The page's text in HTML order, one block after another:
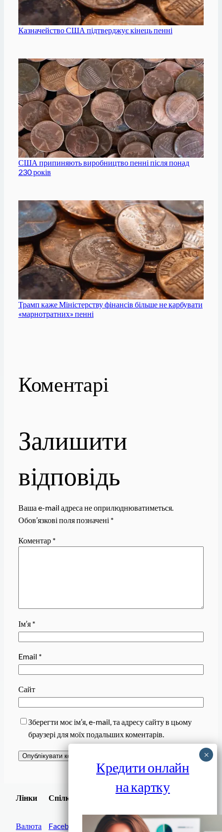
Казначейство США підтверджує кінець пенні
США припиняють виробництво пенні після понад
230 років
Трамп каже Міністерству фінансів більше не карбувати
«марнотратних» пенні
Коментарі
Залишити
відповідь
Ваша e-mail адреса не оприлюднюватиметься.
Обов’язкові поля позначені *
Коментар *
Ім’я *
Email *
Сайт
Зберегти моє ім’я, e-mail, та адресу сайту в цьому
браузері для моїх подальших коментарів.
Лінки
Валюта
Спілки
Facebook
Завантажити
Кредити онлайн
на картку